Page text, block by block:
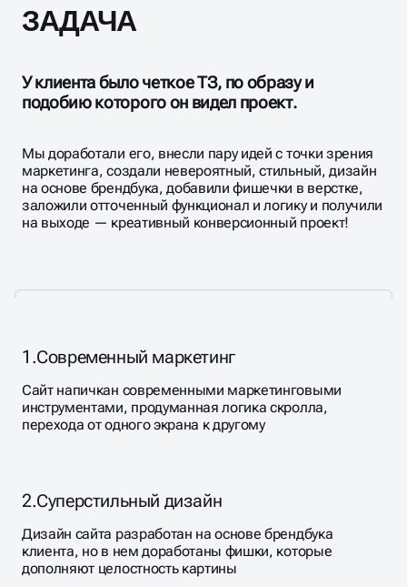
ЗАДАЧА
У клиента было четкое ТЗ, по образу и
подобию которого он видел проект.
Мы доработали его, внесли пару идей с точки зрения
маркетинга, создали невероятный, стильный, дизайн
на основе брендбука, добавили фишечки в верстке,
заложили отточенный функционал и логику и получили
на выходе — креативный конверсионный проект!
1.Современный маркетинг
Сайт напичкан современными маркетинговыми
инструментами, продуманная логика скролла,
перехода от одного экрана к другому
2.Суперстильный дизайн
Дизайн сайта разработан на основе брендбука
клиента, но в нем доработаны фишки, которые
дополняют целостность картины